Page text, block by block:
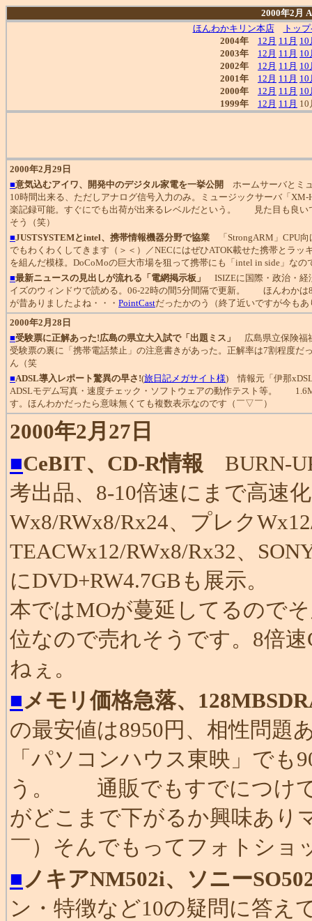
2000年2月
ほんわかキリン本店
トッ
2004年
12月 11月 10
2003年
12月 11月 10
2002年
12月 11月 10
2001年
12月 11月 10
2000年
12月 11月 10
1999年
12月 11月 10
2000年2月29日
■意気込むアイワ、開発中のデジタル家電を一挙公開
ホームサーバとミ
10時間出来る、ただしアナログ信号入力のみ。ミュージックサーバ「
楽記録可能。すぐにでも出荷が出来るレベルだという。 見た目も良い
そう（笑）
■JUSTSYSTEMとintel、携帯情報機器分野で協業 「StrongARM」CPU
でもわくわくしてきます（＞＜）／NECにはぜひATOK載せた携帯とラ
を組んだ模様。DoCoMoの巨大市場を狙って携帯にも「intel in side」な
■最新ニュースの見出しが流れる「電網掲示板」
ISIZEに国際・政治・経
イズのウィンドウで読める。06-22時の間5分間隔で更新。 ほんわかは
が昔ありましたよね・・・ PointCastだったかのう（終了近いですが今も
2000年2月28日
■受験票に正解あった!広島の県立大入試で「出題ミス」
広島県立保険福
受験票の裏に「携帯電話禁止」の注意書きがあった。正解率は7割程度
ん（笑
■ADSL導入レポート驚異の早さ!(旅日記メガサイト様) 情報元「伊那
ADSLモデム写真・速度チェック・ソフトウェアの動作テスト等。
す。ほんわかだったら意味無くても複数表示なのです（￣▽￣）
2000年2月27日
■CeBIT、CD-R情報 BURN-
考出品、8-10倍速にまで高速
Wx8/RWx8/Rx24、プレク
TEACWx12/RWx8/Rx32、
にDVD+RW4.7GBも展示。
本ではMOが蔓延してるので
位なので売れそうです。8倍
ねぇ。
■メモリ価格急落、
の最安値は8950円、相性問題
「パソコンハウス東映」でも
う。 通販でもすでにつけて
がどこまで下がるか興味あり
￣）そんでもってフォトショ
■ノキアNM502i、ソニー
ン・特徴など10の疑問に答え